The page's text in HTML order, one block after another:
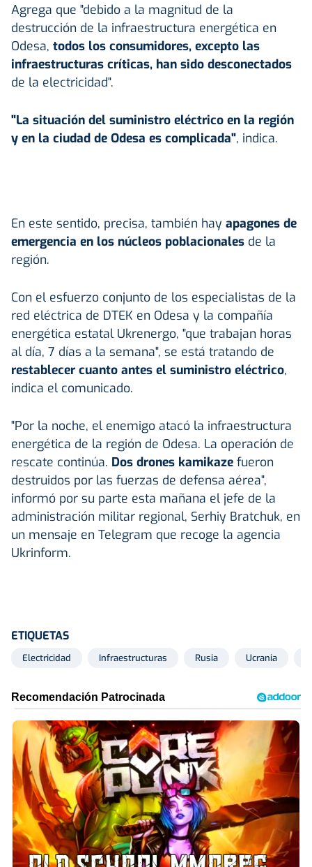
Agrega que "debido a la magnitud de la
destrucción de la infraestructura energética en
Odesa, todos los consumidores, excepto las
infraestructuras críticas, han sido desconectados
de la electricidad".
"La situación del suministro eléctrico en la región
y en la ciudad de Odesa es complicada", indica.
En este sentido, precisa, también hay apagones de
emergencia en los núcleos poblacionales de la
región.
Con el esfuerzo conjunto de los especialistas de la
red eléctrica de DTEK en Odesa y la compañía
energética estatal Ukrenergo, "que trabajan horas
al día, 7 días a la semana", se está tratando de
restablecer cuanto antes el suministro eléctrico,
indica el comunicado.
"Por la noche, el enemigo atacó la infraestructura
energética de la región de Odesa. La operación de
rescate continúa. Dos drones kamikaze fueron
destruidos por las fuerzas de defensa aérea",
informó por su parte esta mañana el jefe de la
administración militar regional, Serhiy Bratchuk, en
un mensaje en Telegram que recoge la agencia
Ukrinform.
ETIQUETAS
Electricidad Infraestructuras Rusia Ucrania